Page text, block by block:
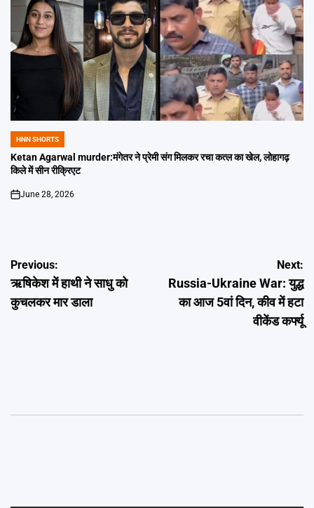
POSTED
IN
HNN SHORTS
Ketan Agarwal murder:मंगेतर ने प्रेमी संग मिलकर रचा कत्ल का खेल, लोहागढ़
किले में सीन रीक्रिएट
on
June 28, 2026
Post
navigation
Previous:
ऋषिकेश में हाथी ने साधु को
कुचलकर मार डाला
Next:
Russia-Ukraine War: युद्ध
का आज 5वां दिन, कीव में हटा
वीकेंड कर्फ्यू